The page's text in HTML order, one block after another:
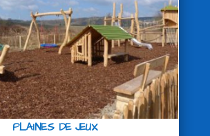
PLAINES DE JEUX